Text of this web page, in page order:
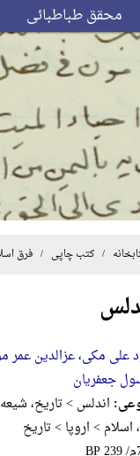
محقق طباطبائی
/کتب چاپی /فرق
علی مکی،عزالدین عمر
جعفریان
اندلس > تاریخ،
> اروپا > تاریخ